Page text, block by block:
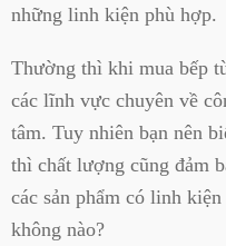
những linh kiện phù hợp.
Thường thì khi mua bếp
các lĩnh vực chuyên về
tâm. Tuy nhiên bạn nên
thì chất lượng cũng đảm
các sản phẩm có linh
không nào?